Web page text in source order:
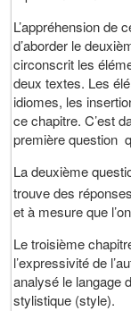
L’appréhension de
d’aborder le
circonscrit les
deux textes. Les
idiomes, les
ce chapitre. C’est
première question
La deuxième
trouve des
et à mesure que
Le troisième
l’expressivité de
analysé le langage
stylistique (style).